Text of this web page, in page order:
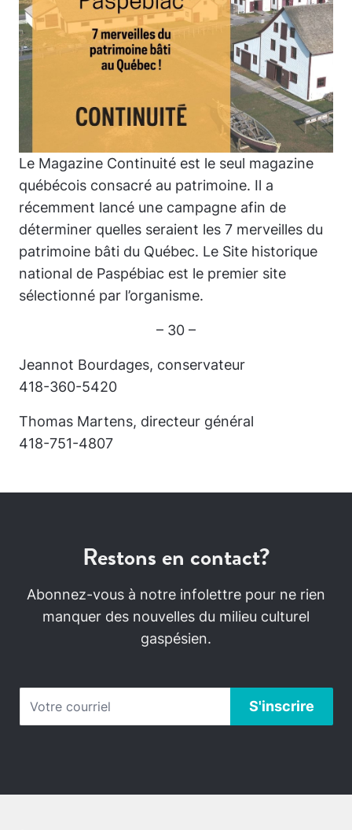
Le Magazine Continuité est le seul magazine
québécois consacré au patrimoine. Il a
récemment lancé une campagne afin de
déterminer quelles seraient les 7 merveilles du
patrimoine bâti du Québec. Le Site historique
national de Paspébiac est le premier site
sélectionné par l’organisme.
– 30 –
Jeannot Bourdages, conservateur
418-360-5420
Thomas Martens, directeur général
418-751-4807
Restons en contact?
Abonnez-vous à notre infolettre pour ne rien
manquer des nouvelles du milieu culturel
gaspésien.